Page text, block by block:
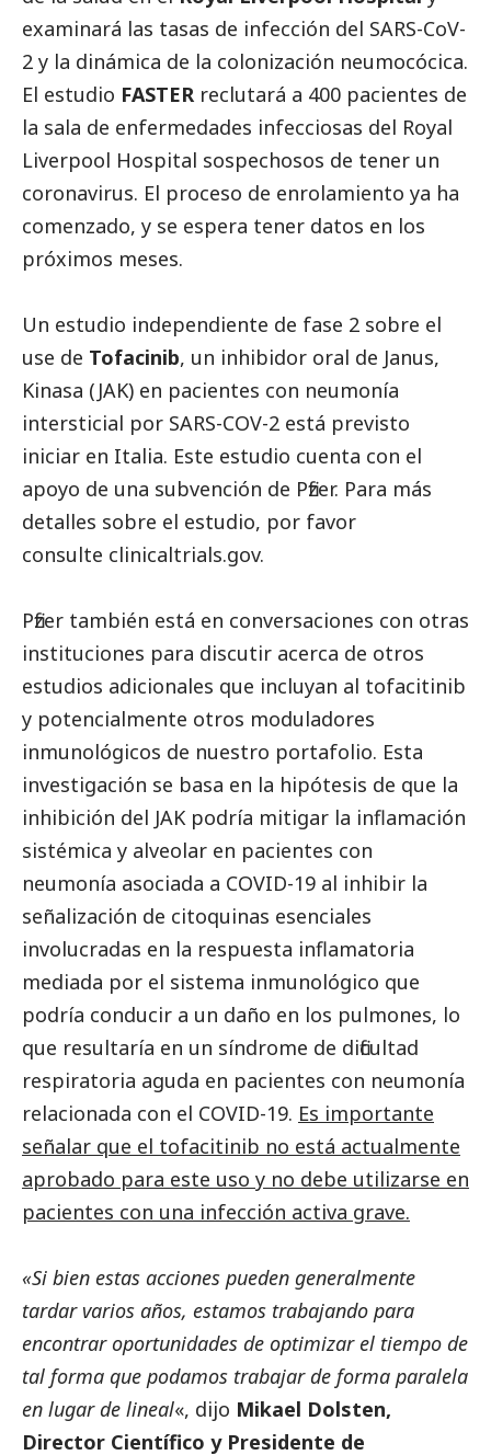
examinará las tasas de infección del SARS-CoV-
2 y la dinámica de la colonización neumocócica.
El estudio FASTER reclutará a 400 pacientes de
la sala de enfermedades infecciosas del Royal
Liverpool Hospital sospechosos de tener un
coronavirus. El proceso de enrolamiento ya ha
comenzado, y se espera tener datos en los
próximos meses.
Un estudio independiente de fase 2 sobre el
use de Tofacinib, un inhibidor oral de Janus,
Kinasa (JAK) en pacientes con neumonía
intersticial por SARS-COV-2 está previsto
iniciar en Italia. Este estudio cuenta con el
apoyo de una subvención de Pfizer. Para más
detalles sobre el estudio, por favor
consulte clinicaltrials.gov.
Pfizer también está en conversaciones con otras
instituciones para discutir acerca de otros
estudios adicionales que incluyan al tofacitinib
y potencialmente otros moduladores
inmunológicos de nuestro portafolio. Esta
investigación se basa en la hipótesis de que la
inhibición del JAK podría mitigar la inflamación
sistémica y alveolar en pacientes con
neumonía asociada a COVID-19 al inhibir la
señalización de citoquinas esenciales
involucradas en la respuesta inflamatoria
mediada por el sistema inmunológico que
podría conducir a un daño en los pulmones, lo
que resultaría en un síndrome de dificultad
respiratoria aguda en pacientes con neumonía
relacionada con el COVID-19. Es importante
señalar que el tofacitinib no está actualmente
aprobado para este uso y no debe utilizarse en
pacientes con una infección activa grave.
«Si bien estas acciones pueden generalmente
tardar varios años, estamos trabajando para
encontrar oportunidades de optimizar el tiempo de
tal forma que podamos trabajar de forma paralela
en lugar de lineal«, dijo Mikael Dolsten,
Director Científico y Presidente de